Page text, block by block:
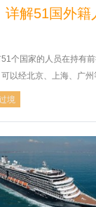
详解51国外籍
个国家的人员在持有
以经北京、上海、广
境